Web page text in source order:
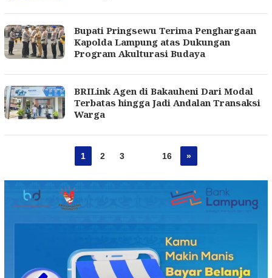
Bupati Pringsewu Terima Penghargaan
Kapolda Lampung atas Dukungan
Program Akulturasi Budaya
BRILink Agen di Bakauheni Dari Modal
Terbatas hingga Jadi Andalan Transaksi
Warga
1 2 3 16 »